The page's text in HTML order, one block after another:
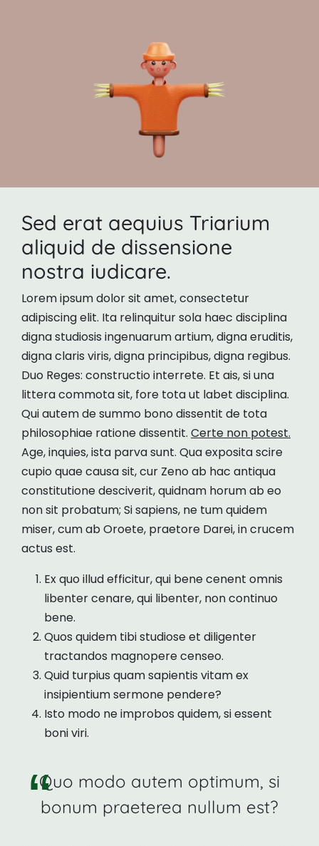
Sed erat aequius Triarium
aliquid de dissensione
nostra iudicare.
Lorem ipsum dolor sit amet, consectetur
adipiscing elit. Ita relinquitur sola haec disciplina
digna studiosis ingenuarum artium, digna eruditis,
digna claris viris, digna principibus, digna regibus.
Duo Reges: constructio interrete. Et ais, si una
littera commota sit, fore tota ut labet disciplina.
Qui autem de summo bono dissentit de tota
philosophiae ratione dissentit. Certe non potest.
Age, inquies, ista parva sunt. Qua exposita scire
cupio quae causa sit, cur Zeno ab hac antiqua
constitutione desciverit, quidnam horum ab eo
non sit probatum; Si sapiens, ne tum quidem
miser, cum ab Oroete, praetore Darei, in crucem
actus est.
Ex quo illud efficitur, qui bene cenent omnis
libenter cenare, qui libenter, non continuo
bene.
Quos quidem tibi studiose et diligenter
tractandos magnopere censeo.
Quid turpius quam sapientis vitam ex
insipientium sermone pendere?
Isto modo ne improbos quidem, si essent
boni viri.
Quo modo autem optimum, si
bonum praeterea nullum est?